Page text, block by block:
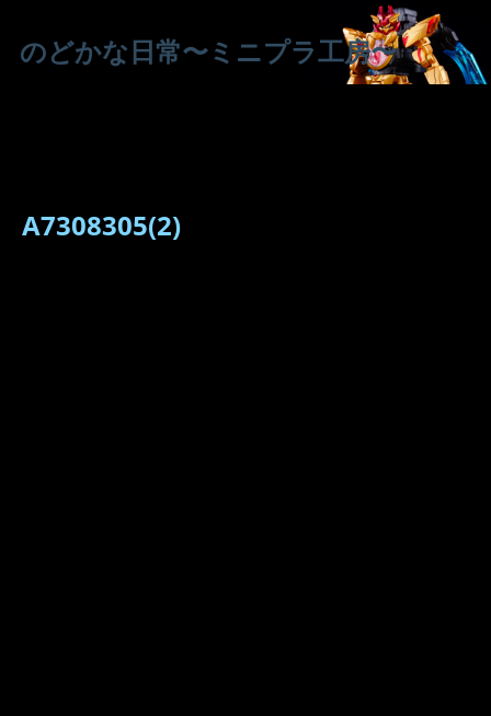
のどかな日常〜ミニプラ工房〜
A7308305(2)